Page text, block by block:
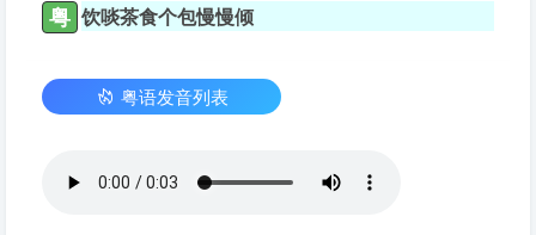
粤 饮啖茶食个包慢慢倾
粤语发音列表